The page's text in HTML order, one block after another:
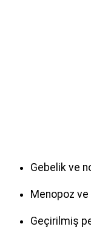
Gebelik ve
Menopoz
Geçirilmiş